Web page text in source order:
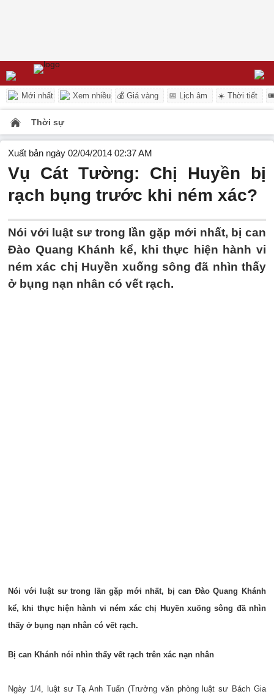
Mới nhất Xem nhiều 💰 Giá vàng 📅 Lịch âm ☀️ Thời tiết
Thời sự
Xuất bản ngày 02/04/2014 02:37 AM
Vụ Cát Tường: Chị Huyền bị
rạch bụng trước khi ném xác?
Nói với luật sư trong lần gặp mới nhất, bị can
Đào Quang Khánh kể, khi thực hiện hành vi
ném xác chị Huyền xuống sông đã nhìn thấy
ở bụng nạn nhân có vết rạch.
Nói với luật sư trong lần gặp mới nhất, bị can Đào Quang Khánh
kể, khi thực hiện hành vi ném xác chị Huyền xuống sông đã nhìn
thấy ở bụng nạn nhân có vết rạch.
Bị can Khánh nói nhìn thấy vết rạch trên xác nạn nhân
Ngày 1/4, luật sư Tạ Anh Tuấn (Trưởng văn phòng luật sư Bách Gia